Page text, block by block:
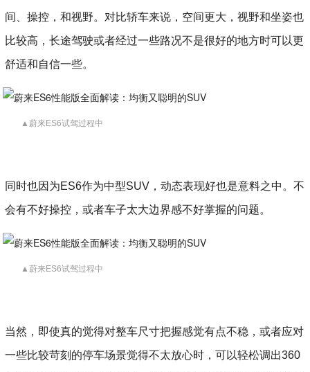
间、操控，和视野。对比轿车来说，空间更大，视野和坐姿也
比较高，长途驾驶或者经过一些路况不是很好的地方时可以更
舒适和自信一些。
▲蔚来ES6试驾过程中
同时也因为ES6作为中型SUV，动态表现好也是意料之中。不
会有不好操控，或者车子太大边界感不好掌握的问题。
▲蔚来ES6试驾过程中
当然，即使真的觉得对整车尺寸把握感觉有点不稳，或者应对
一些比较苛刻的停车场景觉得不太放心时，可以轻松调出360